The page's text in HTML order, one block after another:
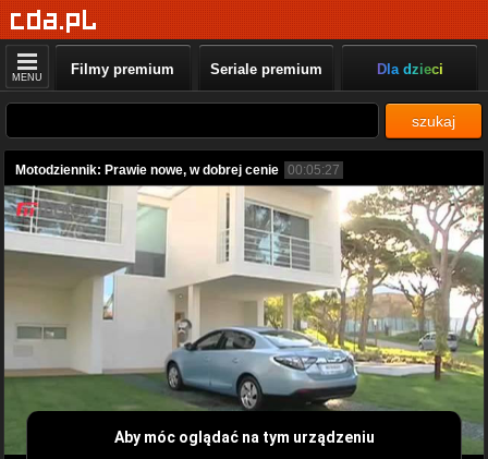
MENU Filmy premium Seriale premium Dla dzieci
szukaj
Motodziennik: Prawie nowe, w dobrej cenie 00:05:27
Aby móc oglądać na tym urządzeniu